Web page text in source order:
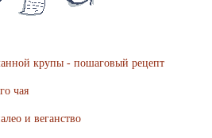
крупы - пошаговый рецепт
чая
и веганство